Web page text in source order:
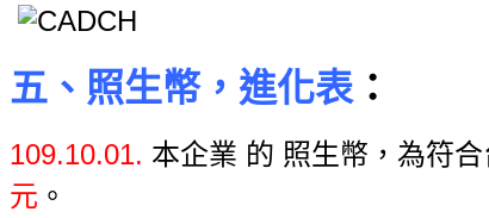
五、照生幣，進化表：
109.10.01. 本企業 的 照生幣，為符
元 。